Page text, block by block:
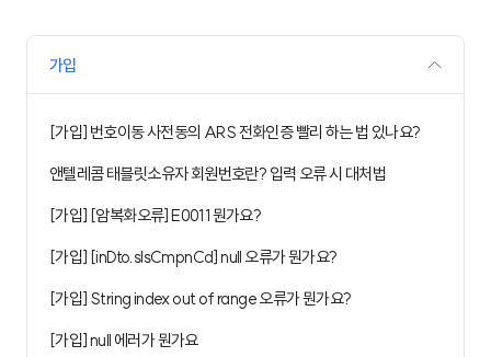
가입
[가입] 번호이동 사전동의 ARS 전화인증 빨리 하는 법 있나요?
앤텔레콤 태블릿소유자 회원번호란? 입력 오류 시 대처법
[가입] [암복화오류] E0011 뭔가요?
[가입] [inDto.slsCmpnCd] null 오류가 뭔가요?
[가입] String index out of range 오류가 뭔가요?
[가입] null 에러가 뭔가요